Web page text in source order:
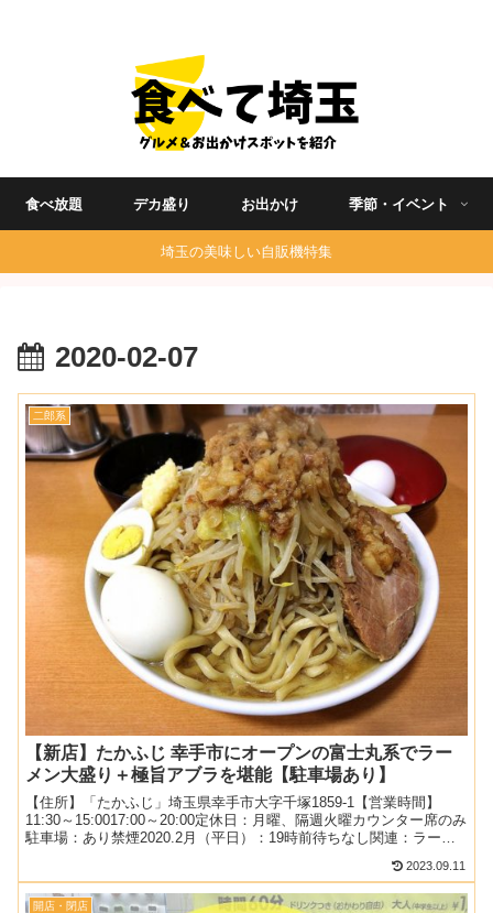
食べ放題 デカ盛り お出かけ 季節・イベント
埼玉の美味しい自販機特集
2020-02-07
二郎系
【新店】たかふじ 幸手市にオープンの富士丸系でラー
メン大盛り＋極旨アブラを堪能【駐車場あり】
【住所】「たかふじ」埼玉県幸手市大字千塚1859-1【営業時間】
11:30～15:0017:00～20:00定休日：月曜、隔週火曜カウンター席のみ
駐車場：あり禁煙2020.2月（平日）：19時前待ちなし関連：ラーメ
2023.09.11
開店・閉店